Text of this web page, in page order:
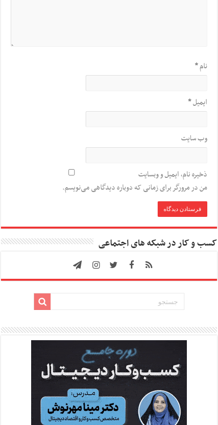
نام*
ایمیل*
وب‌ سایت
ذخیره نام، ایمیل و وبسایت
من در مرورگر برای زمانی که دوباره دیدگاهی می‌نویسم.
کسب و کار در شبکه های اجتماعی